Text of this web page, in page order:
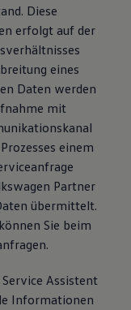
Diese
erfolgt auf der
eines
Daten werden
mit
einem
Partner
übermittelt.
Sie beim
Assistent
Informationen